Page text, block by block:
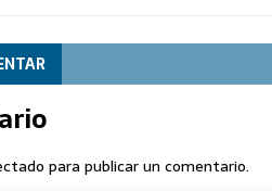
para publicar un comentario.